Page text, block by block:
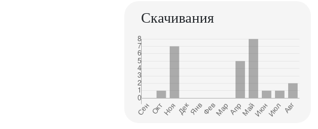
Скачивания